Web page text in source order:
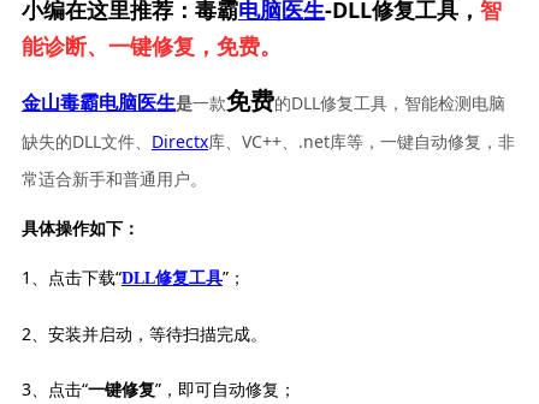
小编在这里推荐：毒霸电脑医生-DLL修复工具， 智
能诊断、一键修复，免费。
金山毒霸电脑医生是一款免费的DLL修复工具，智能检测电脑
缺失的DLL文件、 Directx库、VC++、.net库等，一键自动修复，非
常适合新手和普通用户。
具体操作如下：
1、点击下载“DLL修复工具”；
2、安装并启动，等待扫描完成。
3、点击“一键修复”，即可自动修复；